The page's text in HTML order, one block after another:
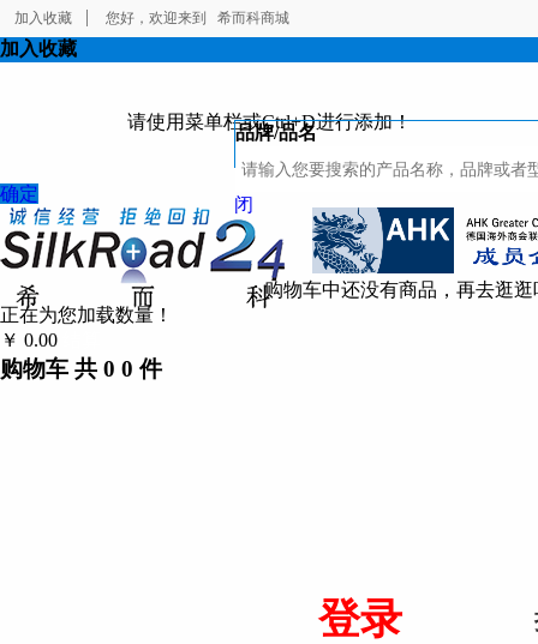
加入收藏 您好，欢迎来到 希而科商城
加入收藏
请使用菜单栏或Ctrl+D进行添加！
确定
购物车中还没有商品，再去逛逛
正在为您加载数量！
￥ 0.00
购物车 共 0 0 件
品牌/品名
闭
登录